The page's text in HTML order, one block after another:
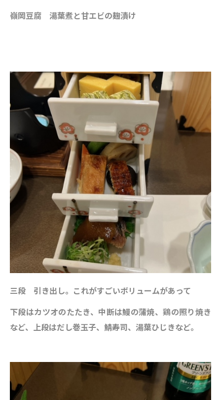
嶺岡豆腐 湯葉煮と甘エビの麹漬け
三段 引き出し。これがすごいボリュームがあって
下段はカツオのたたき、中断は鰻の蒲焼、鶏の照り焼き
など、上段はだし巻玉子、鯖寿司、湯葉ひじきなど。